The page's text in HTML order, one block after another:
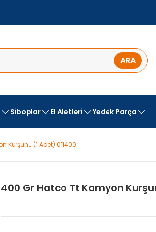
ARA
Siboplar El Aletleri Yedek Parça
Kurşunu (1 Adet) 011400
400 Gr Hatco Tt Kamyon